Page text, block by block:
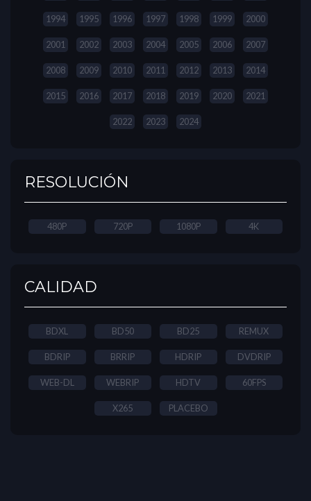
1994 1995 1996 1997 1998 1999 2000
2001 2002 2003 2004 2005 2006 2007
2008 2009 2010 2011 2012 2013 2014
2015 2016 2017 2018 2019 2020 2021
2022 2023 2024
RESOLUCIÓN
480P 720P 1080P 4K
CALIDAD
BDXL BD50 BD25 REMUX
BDRIP BRRIP HDRIP DVDRIP
WEB-DL WEBRIP HDTV 60FPS
X265 PLACEBO